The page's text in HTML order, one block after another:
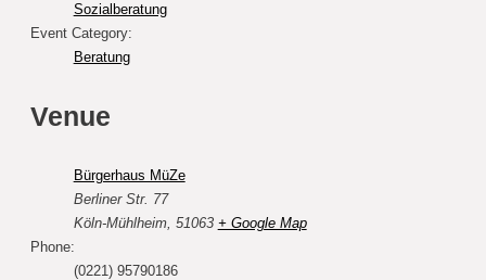
Sozialberatung
Event Category:
Beratung
Venue
Bürgerhaus MüZe
Berliner Str. 77
Köln-Mühlheim, 51063 + Google Map
Phone:
(0221) 95790186